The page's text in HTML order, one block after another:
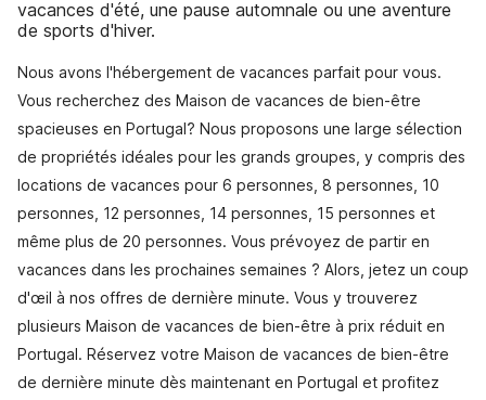
vacances d'été, une pause automnale ou une aventure
de sports d'hiver.
Nous avons l'hébergement de vacances parfait pour vous.
Vous recherchez des Maison de vacances de bien-être
spacieuses en Portugal? Nous proposons une large sélection
de propriétés idéales pour les grands groupes, y compris des
locations de vacances pour 6 personnes, 8 personnes, 10
personnes, 12 personnes, 14 personnes, 15 personnes et
même plus de 20 personnes. Vous prévoyez de partir en
vacances dans les prochaines semaines ? Alors, jetez un coup
d'œil à nos offres de dernière minute. Vous y trouverez
plusieurs Maison de vacances de bien-être à prix réduit en
Portugal. Réservez votre Maison de vacances de bien-être
de dernière minute dès maintenant en Portugal et profitez